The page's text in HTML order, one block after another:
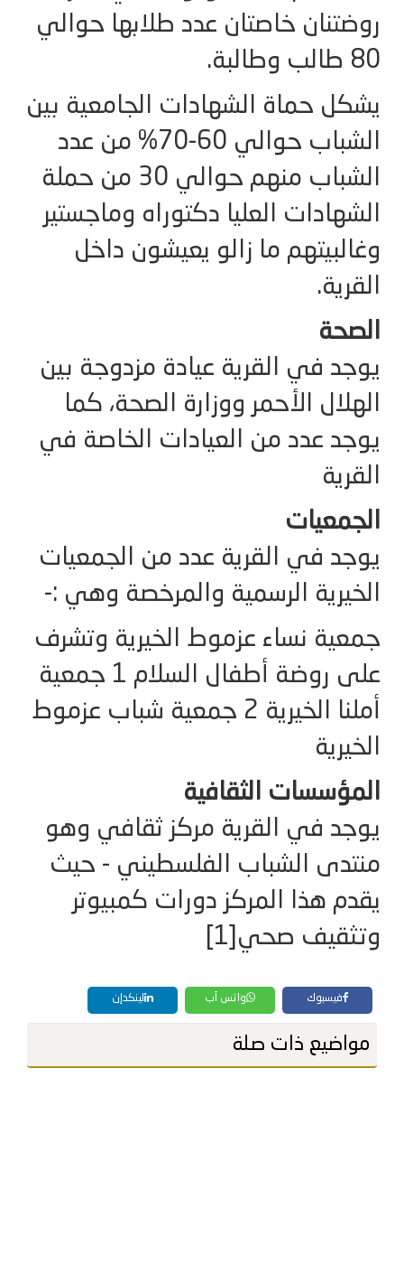
روضتنان خاصتان عدد طلابها حوالي
80 طالب وطالبة.
يشكل حماة الشهادات الجامعية بين
الشباب حوالي 60-70% من عدد
الشباب منهم حوالي 30 من حملة
الشهادات العليا دكتوراه وماجستير
وغالبيتهم ما زالو يعيشون داخل
القرية.
الصحة
يوجد في القرية عيادة مزدوجة بين
الهلال الأحمر ووزارة الصحة، كما
يوجد عدد من العيادات الخاصة في
القرية
الجمعيات
يوجد في القرية عدد من الجمعيات
الخيرية الرسمية والمرخصة وهي :-
جمعية نساء عزموط الخيرية وتشرف
على روضة أطفال السلام 1 جمعية
أملنا الخيرية 2 جمعية شباب عزموط
الخيرية
المؤسسات الثقافية
يوجد في القرية مركز ثقافي وهو
منتدى الشباب الفلسطيني - حيث
يقدم هذا المركز دورات كمبيوتر
وتثقيف صحي[1]
فيسبوك واتس آب لينكدإن
مواضيع ذات صلة